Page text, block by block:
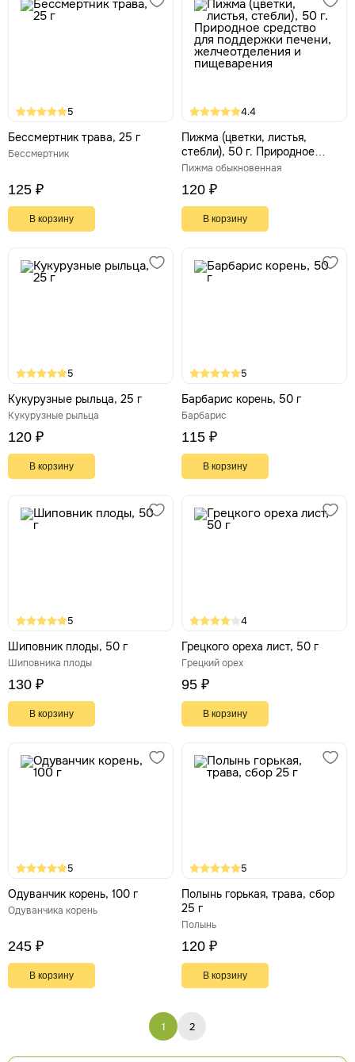
5
Бессмертник трава, 25 г
Бессмертник
125 ₽
В корзину
4.4
Пижма (цветки, листья,
стебли), 50 г. Природное
средство для поддержки
пищеварения
Пижма обыкновенная
120 ₽
В корзину
5
Кукурузные рыльца, 25 г
Кукурузные рыльца
120 ₽
В корзину
5
Барбарис корень, 50 г
Барбарис
115 ₽
В корзину
5
Шиповник плоды, 50 г
Шиповника плоды
130 ₽
В корзину
4
Грецкого ореха лист, 50 г
Грецкий орех
95 ₽
В корзину
5
Одуванчик корень, 100 г
Одуванчика корень
245 ₽
В корзину
5
Полынь горькая, трава, сбор
25 г
Полынь
120 ₽
В корзину
1 2